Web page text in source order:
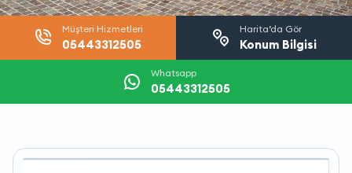
Müşteri Hizmetleri
05443312505
Harita’da Gör
Konum Bilgisi
Whatsapp
05443312505